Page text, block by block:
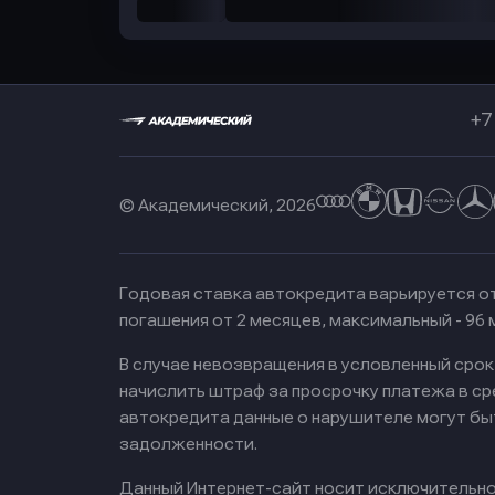
© Академический, 2026
Годовая ставка автокредита варьируется
погашения от 2 месяцев, максимальный -
В случае невозвращения в условленный
начислить штраф за просрочку платежа в
автокредита данные о нарушителе могут
задолженности.
Данный Интернет-сайт носит